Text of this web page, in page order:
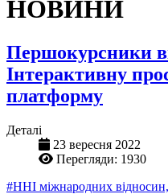
НОВИНИ
Першокурсники
Інтерактивну
платформу
Деталі
23 вересня 2022
Перегляди: 1930
#ННІ міжнародних відносин,